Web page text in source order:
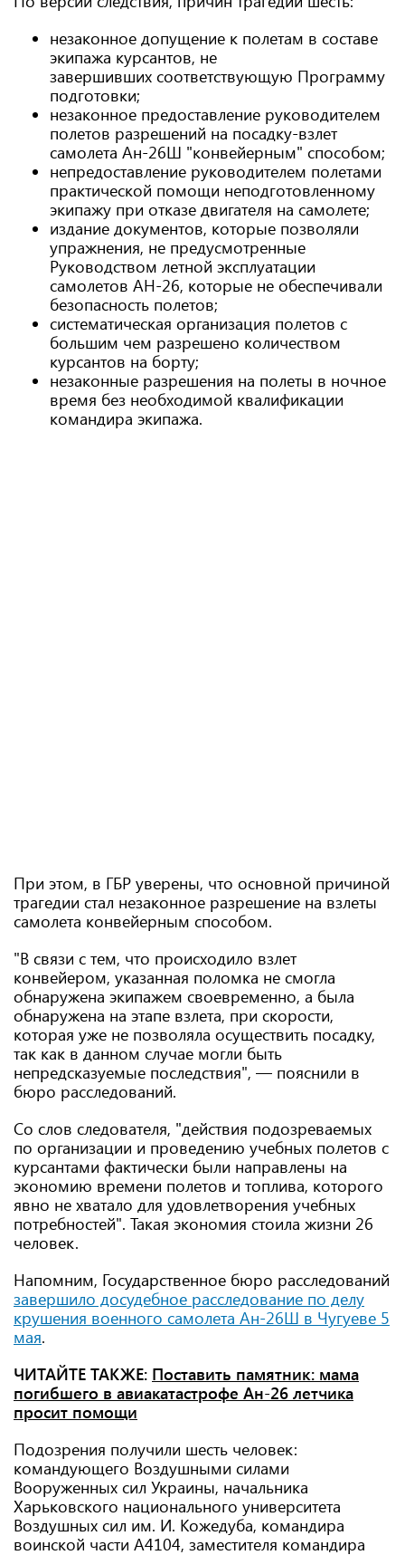
незаконное допущение к полетам в составе
экипажа курсантов, не
завершивших соответствующую Программу
подготовки;
незаконное предоставление руководителем
полетов разрешений на посадку-взлет
самолета Ан-26Ш "конвейерным" способом;
непредоставление руководителем полетами
практической помощи неподготовленному
экипажу при отказе двигателя на самолете;
издание документов, которые позволяли
упражнения, не предусмотренные
Руководством летной эксплуатации
самолетов АН-26, которые не обеспечивали
безопасность полетов;
систематическая организация полетов с
большим чем разрешено количеством
курсантов на борту;
незаконные разрешения на полеты в ночное
время без необходимой квалификации
командира экипажа.
При этом, в ГБР уверены, что основной причиной
трагедии стал незаконное разрешение на взлеты
самолета конвейерным способом.
"В связи с тем, что происходило взлет
конвейером, указанная поломка не смогла
обнаружена экипажем своевременно, а была
обнаружена на этапе взлета, при скорости,
которая уже не позволяла осуществить посадку,
так как в данном случае могли быть
непредсказуемые последствия", — пояснили в
бюро расследований.
Со слов следователя, "действия подозреваемых
по организации и проведению учебных полетов с
курсантами фактически были направлены на
экономию времени полетов и топлива, которого
явно не хватало для удовлетворения учебных
потребностей". Такая экономия стоила жизни 26
человек.
Напомним, Государственное бюро расследований
завершило досудебное расследование по делу
крушения военного самолета Ан-26Ш в Чугуеве 5
мая.
ЧИТАЙТЕ ТАКЖЕ: Поставить памятник: мама
погибшего в авиакатастрофе Ан-26 летчика
просит помощи
Подозрения получили шесть человек:
командующего Воздушными силами
Вооруженных сил Украины, начальника
Харьковского национального университета
Воздушных сил им. И. Кожедуба, командира
воинской части А4104, заместителя командира